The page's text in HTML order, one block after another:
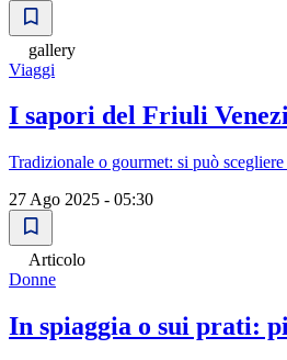
gallery
Viaggi
I sapori del Friuli
Tradizionale o gourmet: si può
27 Ago 2025 - 05:30
Articolo
Donne
In spiaggia o sui prati: